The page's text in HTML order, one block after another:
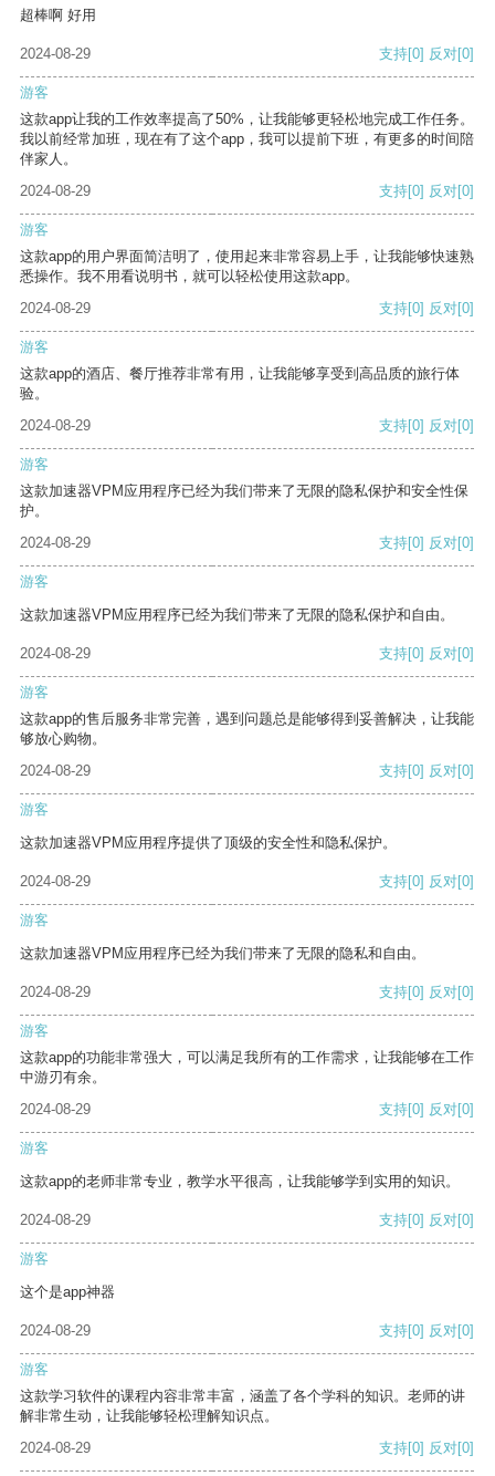
超棒啊 好用
2024-08-29 支持[0] 反对[0]
游客
这款app让我的工作效率提高了50%，让我能够更轻松地完成工作任务。
我以前经常加班，现在有了这个app，我可以提前下班，有更多的时间陪
伴家人。
2024-08-29
支持[0] 反对[0]
游客
这款app的用户界面简洁明了，使用起来非常容易上手，让我能够快速熟
悉操作。我不用看说明书，就可以轻松使用这款app。
2024-08-29
支持[0] 反对[0]
游客
这款app的酒店、餐厅推荐非常有用，让我能够享受到高品质的旅行体
验。
2024-08-29
支持[0] 反对[0]
游客
这款加速器VPM应用程序已经为我们带来了无限的隐私保护和安全性保
护。
2024-08-29
支持[0] 反对[0]
游客
这款加速器VPM应用程序已经为我们带来了无限的隐私保护和自由。
2024-08-29 支持[0] 反对[0]
游客
这款app的售后服务非常完善，遇到问题总是能够得到妥善解决，让我能
够放心购物。
2024-08-29
支持[0] 反对[0]
游客
这款加速器VPM应用程序提供了顶级的安全性和隐私保护。
2024-08-29 支持[0] 反对[0]
游客
这款加速器VPM应用程序已经为我们带来了无限的隐私和自由。
2024-08-29 支持[0] 反对[0]
游客
这款app的功能非常强大，可以满足我所有的工作需求，让我能够在工作
中游刃有余。
2024-08-29
支持[0] 反对[0]
游客
这款app的老师非常专业，教学水平很高，让我能够学到实用的知识。
2024-08-29 支持[0] 反对[0]
游客
这个是app神器
2024-08-29 支持[0] 反对[0]
游客
这款学习软件的课程内容非常丰富，涵盖了各个学科的知识。老师的讲
解非常生动，让我能够轻松理解知识点。
2024-08-29
支持[0] 反对[0]